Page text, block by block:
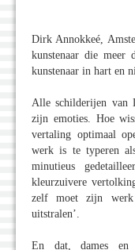
Dirk Annokkeé,
kunstenaar die meer
kunstenaar in hart en
Alle schilderijen van
zijn emoties. Hoe
vertaling optimaal
werk is te typeren
minutieus
kleurzuivere
zelf moet zijn werk
uitstralen’.
En dat, dames en